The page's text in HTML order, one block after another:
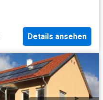
Details ansehen